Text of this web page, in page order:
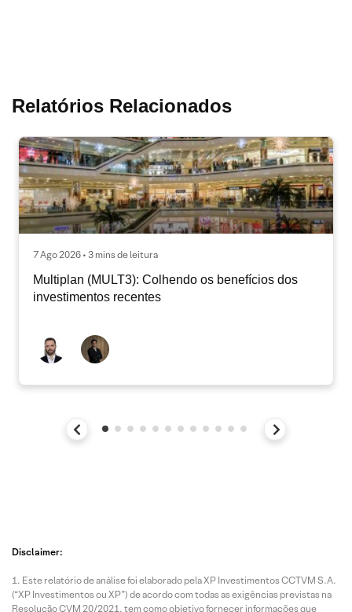
Relatórios Relacionados
7 Ago 2026 • 3 mins de leitura
Multiplan (MULT3): Colhendo os benefícios dos
investimentos recentes
Disclaimer:
Este relatório de análise foi elaborado pela XP Investimentos CCTVM S.A.
(“XP Investimentos ou XP”) de acordo com todas as exigências previstas na
Resolução CVM 20/2021, tem como objetivo fornecer informações que